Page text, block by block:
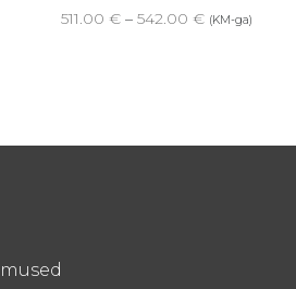
511.00 € – 542.00 €Price
(KM-ga)